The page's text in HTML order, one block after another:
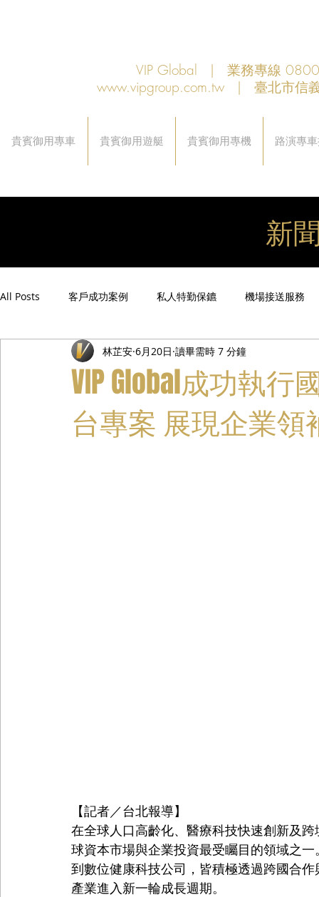
VIP Global | 業務專線
www.vipgroup.com.tw | 臺北市信
貴賓御用專車 貴賓御用遊艇 貴賓御用專機 路演專
新
All Posts 客戶成功案例 私人特勤保鑣 機場接送服務
禮遇通關服務 主管專業司機 活動禮賓接待
VIP Global成功執
台專案 展現企業領
林芷安 6月20日 讀畢需時 7 分鐘
【記者／台北報導】
在全球人口高齡化、醫療科技快速創新及
球資本市場與企業投資最受矚目的領域之
到數位健康科技公司，皆積極透過跨國合
產業進入新一輪成長週期。